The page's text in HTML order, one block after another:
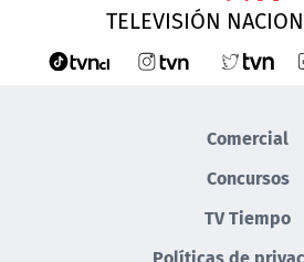
TELEVISIÓN
Comercial
Concursos
TV Tiempo